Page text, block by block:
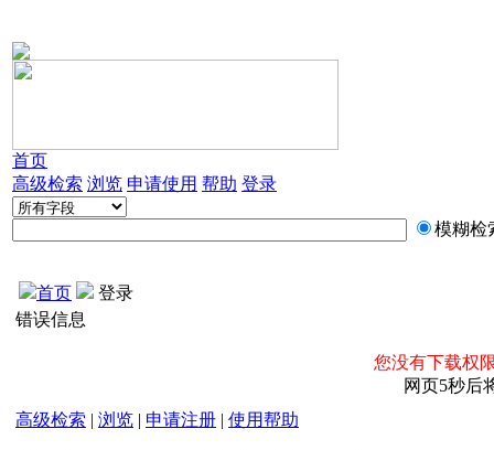
首页
高级检索 浏览 申请使用 帮助 登录
模糊检
首页
登录
错误信息
您没有下载权
网页5秒后
高级检索 | 浏览 | 申请注册 | 使用帮助